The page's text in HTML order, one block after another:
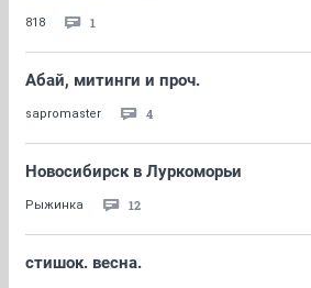
818 1
Абай, митинги и проч.
sapromaster 4
Новосибирск в Луркоморьи
Рыжинка 12
стишок. весна.